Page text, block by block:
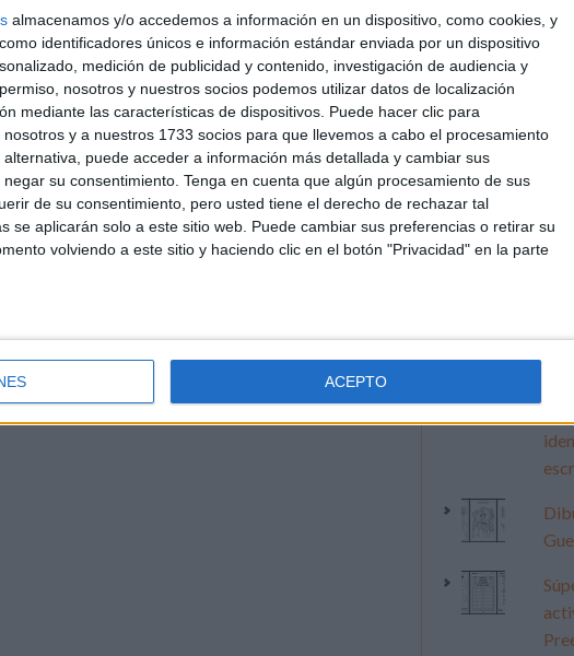
almacenamos y/o accedemos a información en un dispositivo, como cookies, y
identificadores únicos e información estándar enviada por un dispositivo
medición de publicidad y contenido, investigación de audiencia y
nosotros y nuestros socios podemos utilizar datos de localización
mediante las características de dispositivos. Puede hacer clic para
y a nuestros 1733 socios para que llevemos a cabo el procesamiento
puede acceder a información más detallada y cambiar sus
su consentimiento. Tenga en cuenta que algún procesamiento de sus
de su consentimiento, pero usted tiene el derecho de rechazar tal
se aplicarán solo a este sitio web. Puede cambiar sus preferencias o retirar su
volviendo a este sitio y haciendo clic en el botón "Privacidad" en la parte
ACEPTO
SIGUE
EN
LO MÁS